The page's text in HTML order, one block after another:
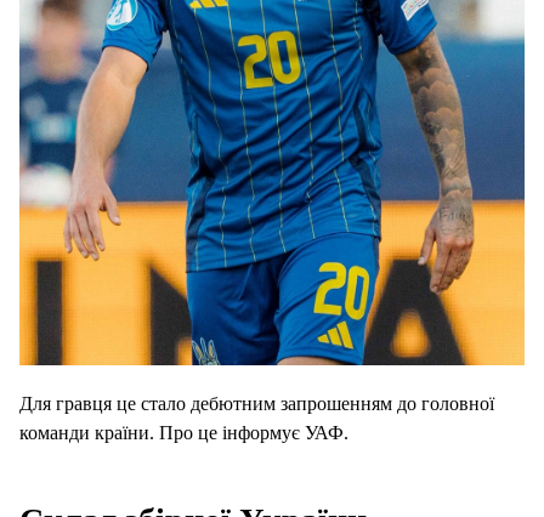
Для гравця це стало дебютним запрошенням до головної
команди країни. Про це інформує УАФ.